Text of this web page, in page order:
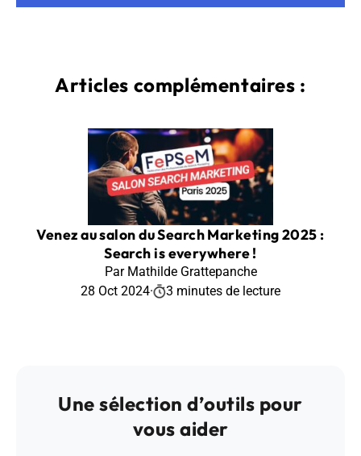
Articles complémentaires :
Venez au salon du Search Marketing 2025 :
Search is everywhere !
Par Mathilde Grattepanche
28 Oct 2024· 3 minutes de lecture
Une sélection d’outils pour
vous aider